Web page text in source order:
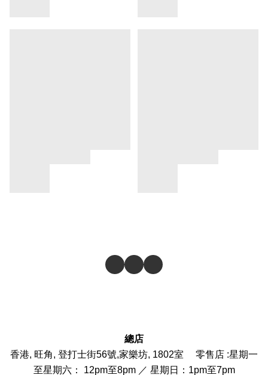
總店
香港, 旺角, 登打士街56號,家樂坊, 1802室 零售店 :星期一
至星期六： 12pm至8pm ／ 星期日：1pm至7pm